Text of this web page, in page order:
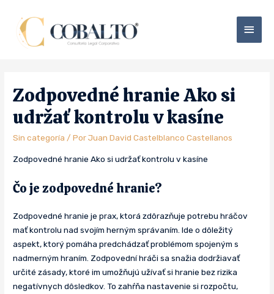
Zodpovedné hranie Ako si
udržať kontrolu v kasíne
Sin categoría / PorJuan David Castelblanco Castellanos
Zodpovedné hranie Ako si udržať kontrolu v kasíne
Čo je zodpovedné hranie?
Zodpovedné hranie je prax, ktorá zdôrazňuje potrebu hráčov
mať kontrolu nad svojím herným správaním. Ide o dôležitý
aspekt, ktorý pomáha predchádzať problémom spojeným s
nadmerným hraním. Zodpovední hráči sa snažia dodržiavať
určité zásady, ktoré im umožňujú užívať si hranie bez rizika
negatívnych dôsledkov. To zahŕňa nastavenie si rozpočtu,